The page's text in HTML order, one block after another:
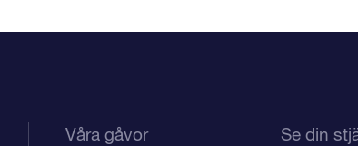
Våra gåvor Se din